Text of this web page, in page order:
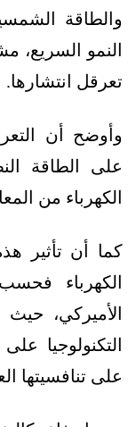
والطاقة
النمو السريع،
تعرقل انتشارها.
وأوضح أن
على الطاقة
الكهرباء من
كما أن تأثير
الكهرباء
الأميركي، حيث
التكنولوجيا
على تنافسيتها